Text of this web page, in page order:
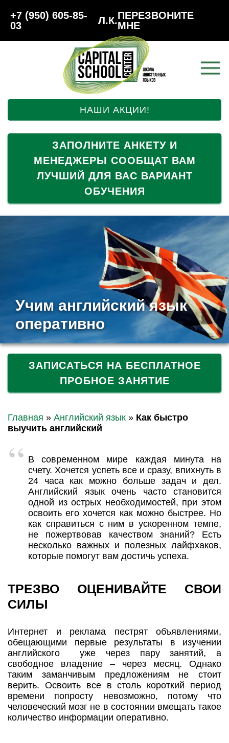
+7 (950) 605-85-
03
Л.К.ПЕРЕЗВОНИТЕ
МНЕ
НАШИ АКЦИИ!
ЗАПОЛНИТЕ АНКЕТУ И
МЕНЕДЖЕРЫ СООБЩАТ ВАМ
ЛУЧШИЙ ДЛЯ ВАС ВАРИАНТ
ОБУЧЕНИЯ
Учим английский язык
оперативно
ЗАПИСАТЬСЯ НА БЕСПЛАТНОЕ
ПРОБНОЕ ЗАНЯТИЕ
Главная » Английский язык » Как быстро
выучить английский
В современном мире каждая минута на
счету. Хочется успеть все и сразу, впихнуть в
24 часа как можно больше задач и дел.
Английский язык очень часто становится
одной из острых необходимостей, при этом
освоить его хочется как можно быстрее. Но
как справиться с ним в ускоренном темпе,
не пожертвовав качеством знаний? Есть
несколько важных и полезных лайфхаков,
которые помогут вам достичь успеха.
ТРЕЗВО ОЦЕНИВАЙТЕ СВОИ
СИЛЫ
Интернет и реклама пестрят объявлениями,
обещающими первые результаты в изучении
английского уже через пару занятий, а
свободное владение – через месяц. Однако
таким заманчивым предложениям не стоит
верить. Освоить все в столь короткий период
времени попросту невозможно, потому что
человеческий мозг не в состоянии вмещать такое
количество информации оперативно.